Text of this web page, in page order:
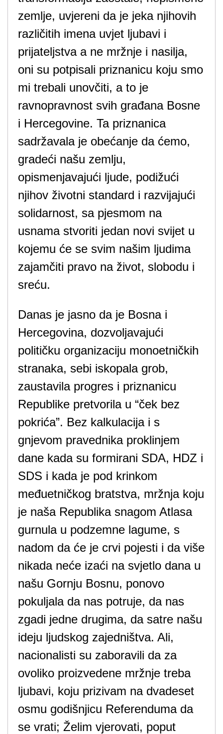
zemlje, uvjereni da je jeka njihovih
različitih imena uvjet ljubavi i
prijateljstva a ne mržnje i nasilja,
oni su potpisali priznanicu koju smo
mi trebali unovčiti, a to je
ravnopravnost svih građana Bosne
i Hercegovine. Ta priznanica
sadržavala je obećanje da ćemo,
gradeći našu zemlju,
opismenjavajući ljude, podižući
njihov životni standard i razvijajući
solidarnost, sa pjesmom na
usnama stvoriti jedan novi svijet u
kojemu će se svim našim ljudima
zajamčiti pravo na život, slobodu i
sreću.
Danas je jasno da je Bosna i
Hercegovina, dozvoljavajući
političku organizaciju monoetničkih
stranaka, sebi iskopala grob,
zaustavila progres i priznanicu
Republike pretvorila u “ček bez
pokrića”. Bez kalkulacija i s
gnjevom pravednika proklinjem
dane kada su formirani SDA, HDZ i
SDS i kada je pod krinkom
međuetničkog bratstva, mržnja koju
je naša Republika snagom Atlasa
gurnula u podzemne lagume, s
nadom da će je crvi pojesti i da više
nikada neće izaći na svjetlo dana u
našu Gornju Bosnu, ponovo
pokuljala da nas potruje, da nas
zgadi jedne drugima, da satre našu
ideju ljudskog zajedništva. Ali,
nacionalisti su zaboravili da za
ovoliko proizvedene mržnje treba
ljubavi, koju prizivam na dvadeset
osmu godišnjicu Referenduma da
se vrati; Želim vjerovati, poput